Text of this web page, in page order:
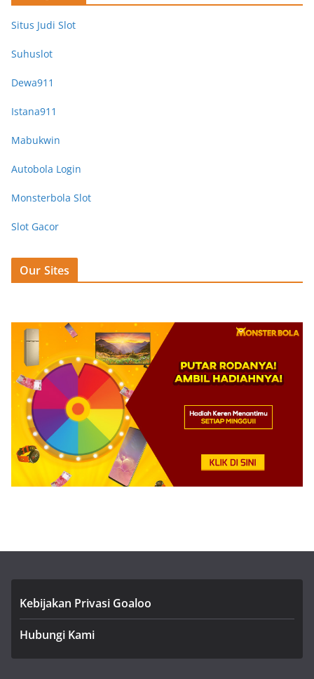
Situs Judi Slot
Suhuslot
Dewa911
Istana911
Mabukwin
Autobola Login
Monsterbola Slot
Slot Gacor
Our Sites
Kebijakan Privasi Goaloo
Hubungi Kami